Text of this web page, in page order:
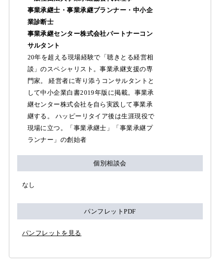
事業承継士・事業承継プランナー・中小企
業診断士
事業承継センター株式会社パートナーコン
サルタント
20年を超える現場経験で「聴きとる経営相
談」のスペシャリスト。事業承継支援の専
門家。 経営者に寄り添うコンサルタントと
して中小企業白書2019年版に掲載。事業承
継センター株式会社を自ら実践して事業承
継する。 ハッピーリタイア後は生涯現役で
現場に立つ。「事業承継士」「事業承継プ
ランナー」の創始者
個別相談会
なし
パンフレットPDF
パンフレットを見る